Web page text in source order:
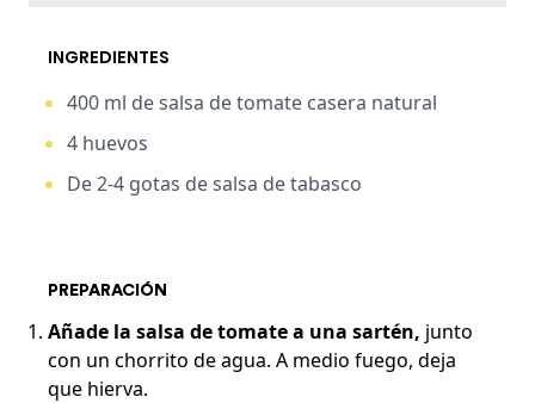
INGREDIENTES
400 ml desalsa de tomate casera natural
4 huevos
De 2-4 gotas desalsa de tabasco
PREPARACIÓN
Añade la salsa de tomate a una sartén, junto
con un chorrito de agua. A medio fuego, deja
que hierva.